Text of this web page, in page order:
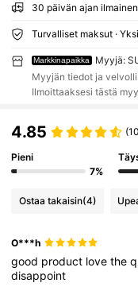
30 päivän ajan
Turvalliset maksut ·
Markkinapaikka
Myyjä:
Myyjän tiedot ja
Ilmoittaaksesi tästä
4.85
Pieni
7%
Ostaa takaisin(4)
O***h
good product lovethe
disappoint